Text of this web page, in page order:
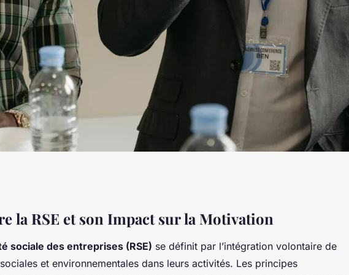
et la Fidélité des
: Votre Guide
la RSE et son Impact sur la Motivation
sociale des entreprises (RSE) se définit par l’intégration volontaire de
et environnementales dans leurs activités. Les principes